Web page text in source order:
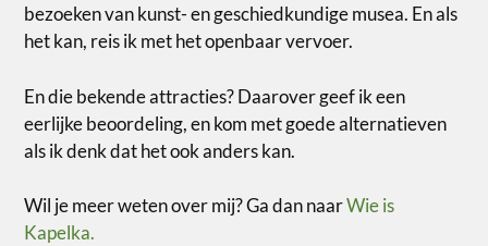
bezoeken van kunst- en geschiedkundige musea. En als
het kan, reis ik met het openbaar vervoer.
En die bekende attracties? Daarover geef ik een
eerlijke beoordeling, en kom met goede alternatieven
als ik denk dat het ook anders kan.
Wil je meer weten over mij? Ga dan naarWie is
Kapelka.